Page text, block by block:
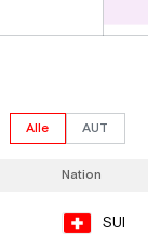
Alle AUT
Nation
SUI